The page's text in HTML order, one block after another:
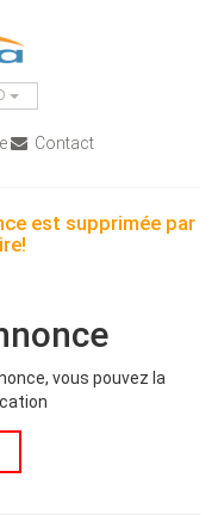
Contact
est supprimée par
vous pouvez la